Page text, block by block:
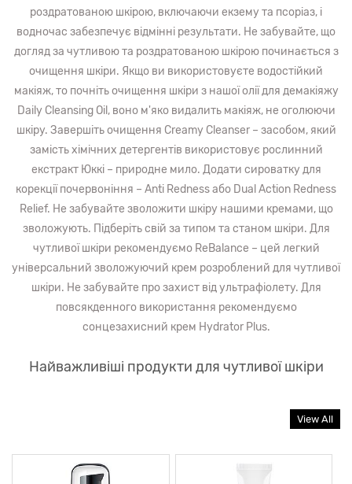
роздратованою шкірою, включаючи екзему та псоріаз, і
водночас забезпечує відмінні результати. Не забувайте, що
догляд за чутливою та роздратованою шкірою починається з
очищення шкіри. Якщо ви використовуєте водостійкий
макіяж, то почніть очищення шкіри з нашої олії для демакіяжу
Daily Cleansing Oil, воно м'яко видалить макіяж, не оголюючи
шкіру. Завершіть очищення Creamy Cleanser – засобом, який
замість хімічних детергентів використовує рослинний
екстракт Юккі – природне мило. Додати сироватку для
корекції почервоніння – Anti Redness або Dual Action Redness
Relief. Не забувайте зволожити шкіру нашими кремами, що
зволожують. Підберіть свій за типом та станом шкіри. Для
чутливої ​​шкіри рекомендуємо ReBalance – цей легкий
універсальний зволожуючий крем розроблений для чутливої
​​шкіри. Не забувайте про захист від ультрафіолету. Для
повсякденного використання рекомендуємо
сонцезахисний крем Hydrator Plus.
Найважливіші продукти для чутливої шкіри
View All